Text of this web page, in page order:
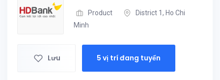
Product
District 1, Ho Chi
Minh
Lưu 5 vị trí đang tuyển